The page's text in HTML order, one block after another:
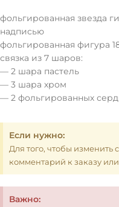
фольгированная звезда
надписью
фольгированная фигура
связка из 7 шаров:
— 2 шара пастель
— 3 шара хром
— 2 фольгированных
Если нужно:
Для того, чтобы изменить
комментарий к заказу или
Важно: